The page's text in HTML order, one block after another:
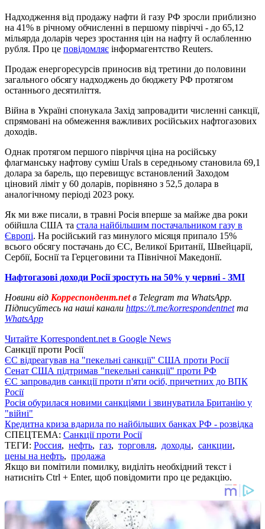
Надходження від продажу нафти й газу РФ зросли приблизно
на 41% в річному обчисленні в першому півріччі - до 65,12
мільярда доларів через зростання цін на нафту й ослабленню
рубля. Про це повідомляє інформагентство Reuters.
Продаж енергоресурсів приносив від третини до половини
загального обсягу надходжень до бюджету РФ протягом
останнього десятиліття.
Війна в Україні спонукала Захід запровадити численні санкції,
спрямовані на обмеження важливих російських нафтогазових
доходів.
Однак протягом першого півріччя ціна на російську
флагманську нафтову суміш Urals в середньому становила 69,1
долара за барель, що перевищує встановлений Заходом
ціновий ліміт у 60 доларів, порівняно з 52,5 долара в
аналогічному періоді 2023 року.
Як ми вже писали, в травні Росія вперше за майже два роки
обійшла США та стала найбільшим постачальником газу в
Європі. На російський газ минулого місяця припало 15%
всього обсягу постачань до ЄС, Великої Британії, Швейцарії,
Сербії, Боснії та Герцеговини та Північної Македонії.
Нафтогазові доходи Росії зростуть на 50% у червні - ЗМІ
Новини від Корреспондент.netв Telegram та WhatsApp.
Підписуйтесь на наші канали https://t.me/korrespondentnetта
WhatsApp
Читайте Korrespondent.net в Google News
Санкції проти Росії
ЄС відреагував на "пекельні санкції" США проти Росії
Сенат США підтримав "пекельні санкції" проти РФ
ЄС запровадив санкції проти п'яти осіб, причетних до ВПК
Росії
Росія обурилася новими санкціями і звинуватила Британію у
"війні"
Кредитна криза вдарила по найбільших банках РФ - розвідка
СПЕЦТЕМА: Санкції проти Росії
ТЕГИ: Россия, нефть, газ, торговля, доходы, санкции,
цены на нефть, продажа
Якщо ви помітили помилку, виділіть необхідний текст і
натисніть Ctrl + Enter, щоб повідомити про це редакцію.